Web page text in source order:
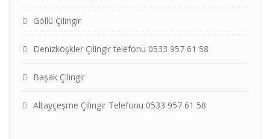
Göllü Çilingir
Denizköşkler Çilingir telefonu 0533 957 61 58
Başak Çilingir
Altayçeşme Çilingir Telefonu 0533 957 61 58